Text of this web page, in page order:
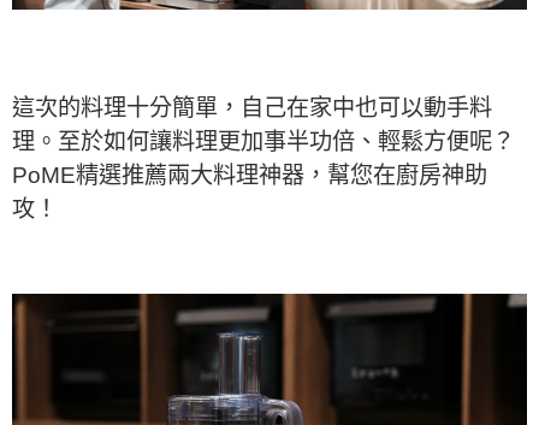
這次的料理十分簡單，自己在家中也可以動手料
理。至於如何讓料理更加事半功倍、輕鬆方便呢？
PoME精選推薦兩大料理神器，幫您在廚房神助
攻！